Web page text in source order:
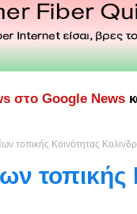
στο Google News
τοπικής Κοινότητας
τοπικής